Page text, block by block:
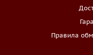
Правила